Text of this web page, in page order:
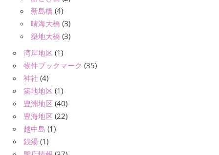
新島橋 (4)
晴海大橋 (3)
築地大橋 (3)
湾岸地区 (1)
物件ブックマーク (35)
神社 (4)
築地地区 (1)
豊洲地区 (40)
豊海地区 (22)
越中島 (1)
銭湯 (1)